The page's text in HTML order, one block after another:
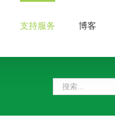
支持服务 博客
索：